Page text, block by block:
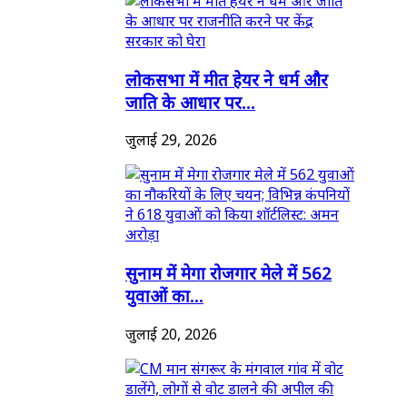
लोकसभा में मीत हेयर ने धर्म और
जाति के आधार पर...
जुलाई 29, 2026
सुनाम में मेगा रोजगार मेले में 562
युवाओं का...
जुलाई 20, 2026